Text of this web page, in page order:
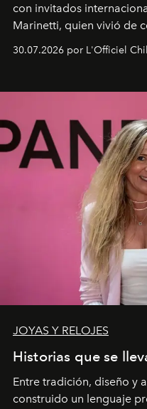
con invitados
Marinetti, quien vivió de
30.07.2026 por L'Officiel
JOYAS Y RELOJES
Historias que se
Entre tradición, diseño y
construido un lenguaje